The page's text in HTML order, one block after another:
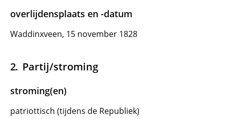
overlijdensplaats en -datum
Waddinxveen, 15 november 1828
Partij/stroming
stroming(en)
patriottisch (tijdens de Republiek)